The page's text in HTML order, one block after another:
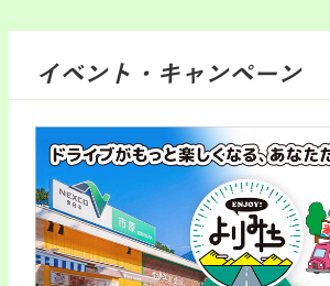
イベント・キャンペーン